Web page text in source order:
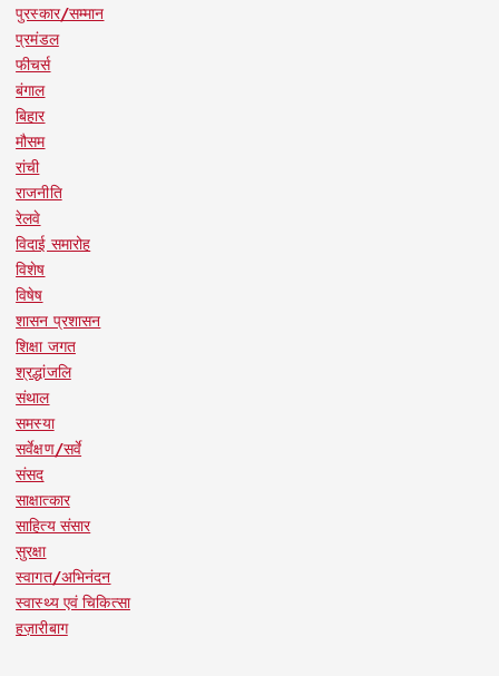
पुरस्कार/सम्मान
प्रमंडल
फीचर्स
बंगाल
बिहार
मौसम
रांची
राजनीति
रेलवे
विदाई समारोह
विशेष
विषेष
शासन प्रशासन
शिक्षा जगत
श्रद्धांजलि
संथाल
समस्या
सर्वेक्षण/सर्वे
संसद
साक्षात्कार
साहित्य संसार
सुरक्षा
स्वागत/अभिनंदन
स्वास्थ्य एवं चिकित्सा
हज़ारीबाग